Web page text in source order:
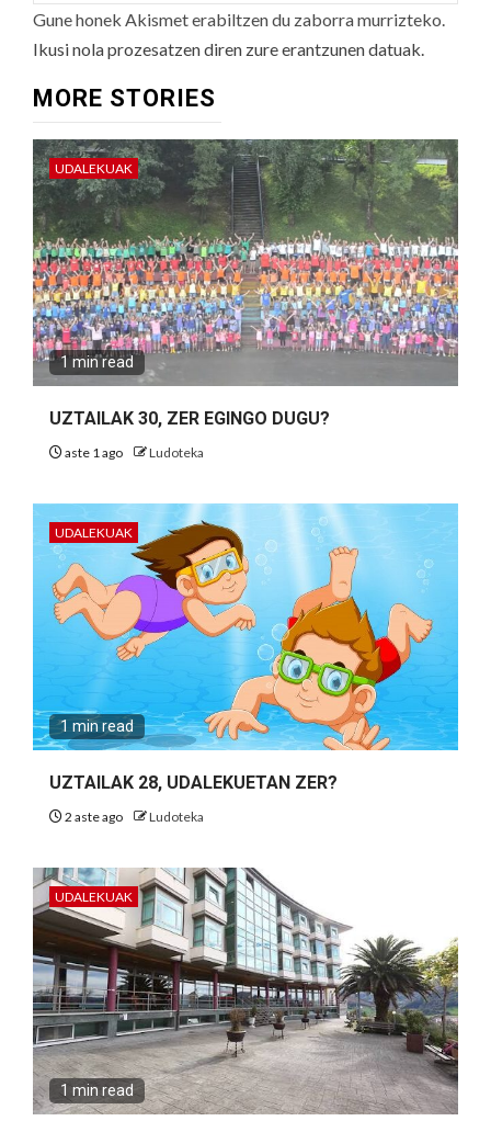
Gune honek Akismet erabiltzen du zaborra murrizteko.
Ikusi nola prozesatzen diren zure erantzunen datuak.
MORE STORIES
UDALEKUAK
1 min read
UZTAILAK 30, ZER EGINGO DUGU?
aste 1 ago Ludoteka
UDALEKUAK
1 min read
UZTAILAK 28, UDALEKUETAN ZER?
2 aste ago Ludoteka
UDALEKUAK
1 min read